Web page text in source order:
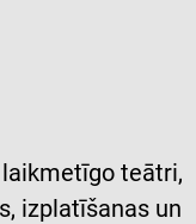
teātri,
izplatīšanas un